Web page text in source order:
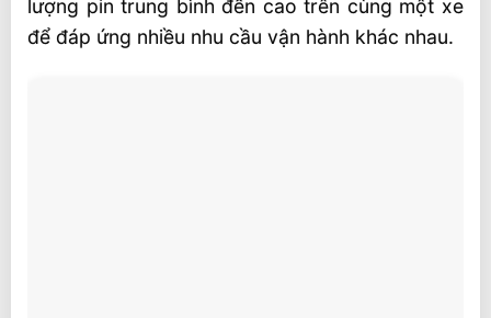
lượng pin trung bình đến cao trên cùng một xe
để đáp ứng nhiều nhu cầu vận hành khác nhau.